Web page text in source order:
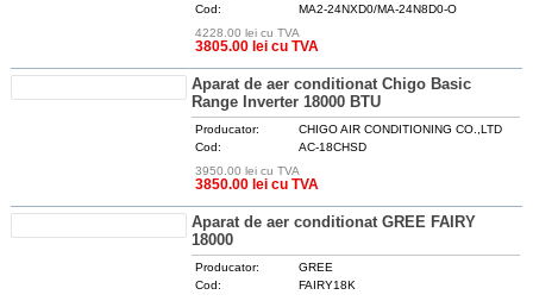
Cod:
MA2-24NXD0/MA-24N8D0-O
4228.00 lei cu TVA
3805.00 lei cu TVA
Aparat de aer conditionat Chigo Basic
Range Inverter 18000 BTU
Producator:
CHIGO AIR CONDITIONING CO.,LTD
Cod:
AC-18CHSD
3950.00 lei cu TVA
3850.00 lei cu TVA
Aparat de aer conditionat GREE FAIRY
18000
Producator:
GREE
Cod:
FAIRY18K